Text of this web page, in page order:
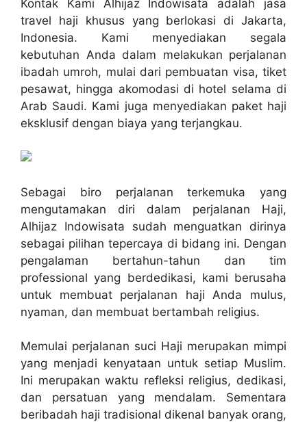
Kontak Kami Alhijaz Indowisata adalah jasa
travel haji khusus yang berlokasi di Jakarta,
Indonesia. Kami menyediakan segala
kebutuhan Anda dalam melakukan perjalanan
ibadah umroh, mulai dari pembuatan visa, tiket
pesawat, hingga akomodasi di hotel selama di
Arab Saudi. Kami juga menyediakan paket haji
eksklusif dengan biaya yang terjangkau.
Sebagai biro perjalanan terkemuka yang
mengutamakan diri dalam perjalanan Haji,
Alhijaz Indowisata sudah menguatkan dirinya
sebagai pilihan tepercaya di bidang ini. Dengan
pengalaman bertahun-tahun dan tim
professional yang berdedikasi, kami berusaha
untuk membuat perjalanan haji Anda mulus,
nyaman, dan membuat bertambah religius.
Memulai perjalanan suci Haji merupakan mimpi
yang menjadi kenyataan untuk setiap Muslim.
Ini merupakan waktu refleksi religius, dedikasi,
dan persatuan yang mendalam. Sementara
beribadah haji tradisional dikenal banyak orang,